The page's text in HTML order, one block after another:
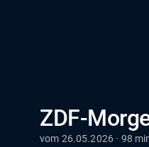
ZDF-
vom 26.05.2026 · 98